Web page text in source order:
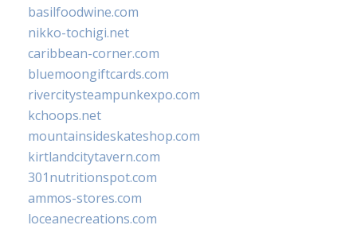
basilfoodwine.com
nikko-tochigi.net
caribbean-corner.com
bluemoongiftcards.com
rivercitysteampunkexpo.com
kchoops.net
mountainsideskateshop.com
kirtlandcitytavern.com
301nutritionspot.com
ammos-stores.com
loceanecreations.com